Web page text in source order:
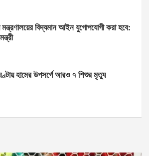
বিদ্যমান আইন যুগোপযোগী করা হবে:
হামের উপসর্গে আরও ৭ শিশুর মৃত্যু